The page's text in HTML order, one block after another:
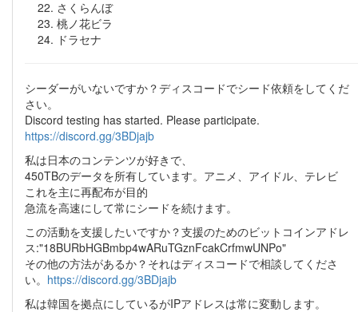
さくらんぼ
桃ノ花ビラ
ドラセナ
シーダーがいないですか？ディスコードでシード依頼をしてくだ
さい。
Discord testing has started. Please participate.
https://discord.gg/3BDjajb
私は日本のコンテンツが好きで、
450TBのデータを所有しています。アニメ、アイドル、テレビ
これを主に再配布が目的
急流を高速にして常にシードを続けます。
この活動を支援したいですか？支援のためのビットコインアドレ
ス:"18BURbHGBmbp4wARuTGznFcakCrfmwUNPo"
その他の方法があるか？それはディスコードで相談してくださ
い。 https://discord.gg/3BDjajb
私は韓国を拠点にしているがIPアドレスは常に変動します。